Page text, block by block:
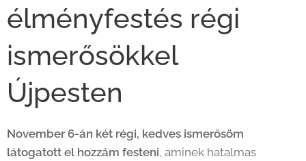
élményfestés régi
ismerősökkel
Újpesten
November 6-án két régi, kedves ismerősöm
látogatott el hozzám festeni, aminek hatalmas